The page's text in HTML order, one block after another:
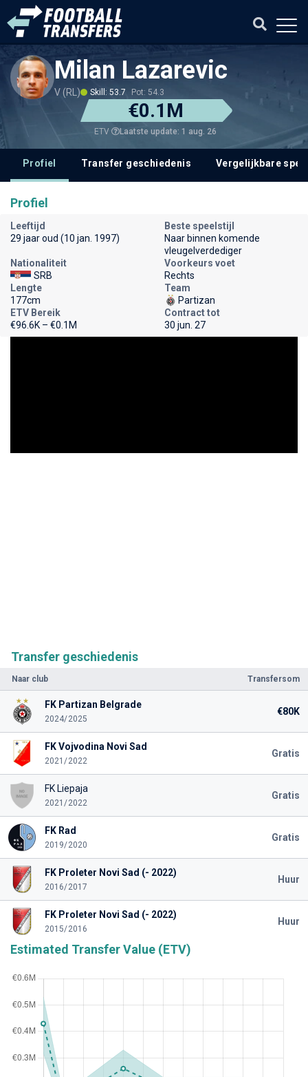
Milan Lazarevic
V (RL) Skill: 53.7 Pot: 54.3
€0.1M
ETV Laatste update: 1 aug. 26
Profiel Transfer geschiedenis Vergelijkbare
Transfer geschiedenis
Naar club Transfersom
FK Partizan Belgrade
2024/2025
€80K
FK Vojvodina Novi Sad
2021/2022
Gratis
FK Liepaja
2021/2022
Gratis
FK Rad
2019/2020
Gratis
FK Proleter Novi Sad (- 2022)
2016/2017
Huur
FK Proleter Novi Sad (- 2022)
2015/2016
Huur
Estimated Transfer Value (ETV)
Profiel
Leeftijd
29 jaar oud (10 jan. 1997)
Beste speelstijl
Naar binnen komende
vleugelverdediger
Nationaliteit
SRB
Voorkeurs voet
Rechts
Lengte
177cm
Team
Partizan
ETV Bereik
€96.6K – €0.1M
Contract tot
30 jun. 27